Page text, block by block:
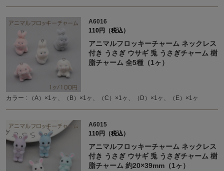
A6016
110円（税込）
アニマルフロッキーチャーム ネックレス
付き うさぎ ウサギ 兎 うさぎチャーム 樹
脂チャーム 全5種（1ヶ）
カラー : （A）×1ヶ、（B）×1ヶ、（C）×1ヶ、（D）×1ヶ、（E）×1ヶ
A6015
110円（税込）
アニマルフロッキーチャーム ネックレス
付き うさぎ ウサギ 兎 うさぎチャーム 樹
脂チャーム 約20×39mm（1ヶ）